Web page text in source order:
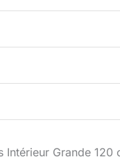
Grande